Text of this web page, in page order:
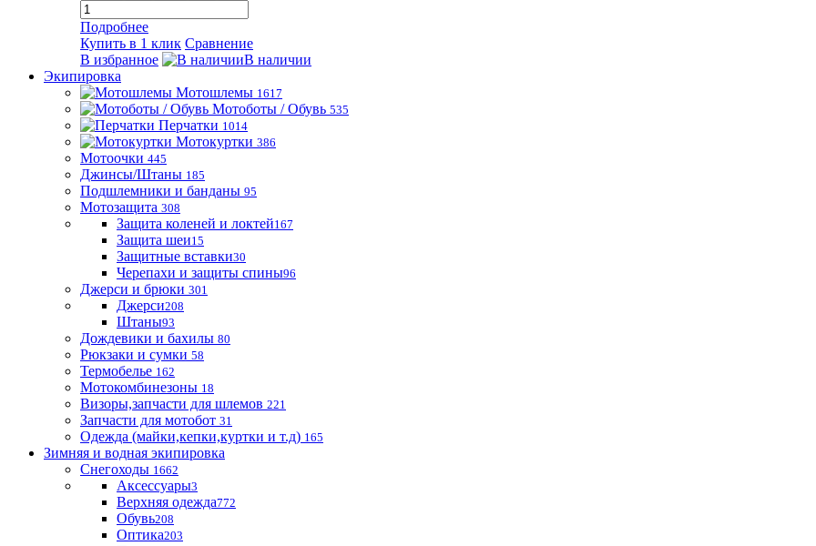
Подробнее
Купить в 1 клик Сравнение
В избранное
В наличии
Экипировка
Мотошлемы 1617
Мотоботы / Обувь 535
Перчатки 1014
Мотокуртки 386
Мотоочки 445
Джинсы/Штаны 185
Подшлемники и банданы 95
Мотозащита 308
Защита коленей и локтей167
Защита шеи15
Защитные вставки30
Черепахи и защиты спины96
Джерси и брюки 301
Джерси208
Штаны93
Дождевики и бахилы 80
Рюкзаки и сумки 58
Термобелье 162
Мотокомбинезоны 18
Визоры,запчасти для шлемов 221
Запчасти для мотобот 31
Одежда (майки,кепки,куртки и т.д) 165
Зимняя и водная экипировка
Снегоходы 1662
Аксессуары3
Верхняя одежда772
Обувь208
Оптика203